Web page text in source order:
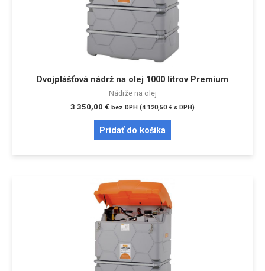
Dvojplášťová nádrž na olej 1000 litrov Premium
Nádrže na olej
3 350,00 € bez DPH (4 120,50€ s DPH)
Pridať do košíka